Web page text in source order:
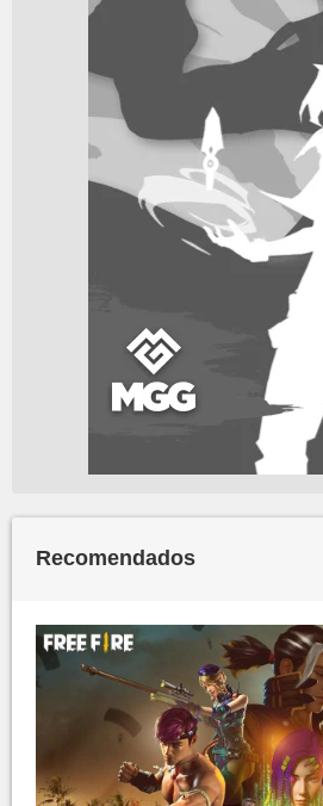
Recomendados